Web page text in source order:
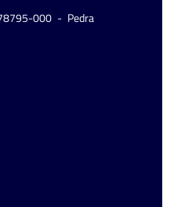
000 - Pedra